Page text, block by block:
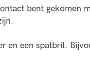
bent gekomen
en een spatbril.